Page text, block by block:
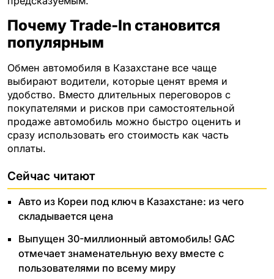
Почему Trade-In становится
популярным
Обмен автомобиля в Казахстане все чаще
выбирают водители, которые ценят время и
удобство. Вместо длительных переговоров с
покупателями и рисков при самостоятельной
продаже автомобиль можно быстро оценить и
сразу использовать его стоимость как часть
оплаты.
Сейчас читают
Авто из Кореи под ключ в Казахстане: из чего
складывается цена
Выпущен 30-миллионный автомобиль! GAC
отмечает знаменательную веху вместе с
пользователями по всему миру